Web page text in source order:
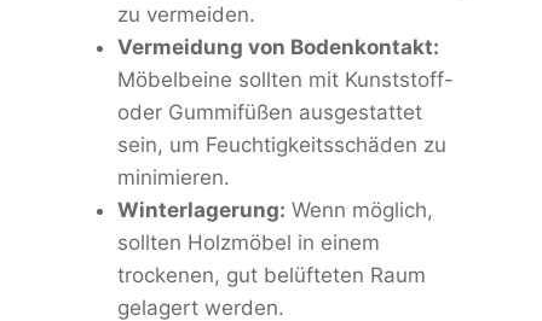
zu vermeiden.
Vermeidung von Bodenkontakt:
Möbelbeine sollten mit Kunststoff-
oder Gummifüßen ausgestattet
sein, um Feuchtigkeitsschäden zu
minimieren.
Winterlagerung: Wenn möglich,
sollten Holzmöbel in einem
trockenen, gut belüfteten Raum
gelagert werden.